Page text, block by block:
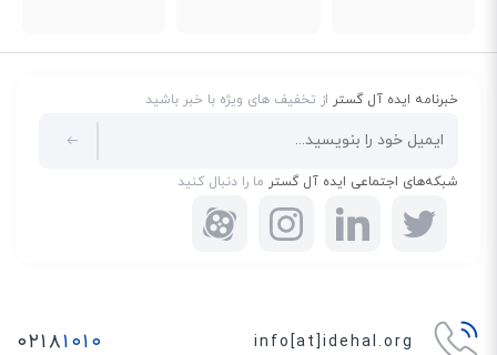
خبرنامه ایده آل گستراز تخفیف های ویژه با خبر باشید
شبکه‌های اجتماعی ایده آل گسترما را دنبال کنید
info[at]idehal.org ۰۲۱۸۱۰۱۰